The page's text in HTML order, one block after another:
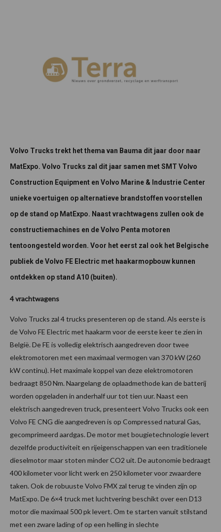
Volvo Trucks trekt het thema van Bauma dit jaar door naar
MatExpo. Volvo Trucks zal dit jaar samen met SMT Volvo
Construction Equipment en Volvo Marine & Industrie Center
unieke voertuigen op alternatieve brandstoffen voorstellen
op de stand op MatExpo. Naast vrachtwagens zullen ook de
constructiemachines en de Volvo Penta motoren
tentoongesteld worden. Voor het eerst zal ook het Belgische
publiek de Volvo FE Electric met haakarmopbouw kunnen
ontdekken op stand A10 (buiten).
4 vrachtwagens
Volvo Trucks zal 4 trucks presenteren op de stand. Als eerste is
de Volvo FE Electric met haakarm voor de eerste keer te zien in
België. De FE is volledig elektrisch aangedreven door twee
elektromotoren met een maximaal vermogen van 370 kW (260
kW continu). Het maximale koppel van deze elektromotoren
bedraagt 850 Nm. Naargelang de oplaadmethode kan de batterij
worden opgeladen in anderhalf uur tot tien uur. Naast een
elektrisch aangedreven truck, presenteert Volvo Trucks ook een
Volvo FE CNG die aangedreven is op Compressed natural Gas,
gecomprimeerd aardgas. De motor met bougietechnologie levert
dezelfde productiviteit en rijeigenschappen van een traditionele
dieselmotor maar stoten minder CO2 uit. De autonomie bedraagt
400 kilometer voor licht werk en 250 kilometer voor zwaardere
taken. Ook de robuuste Volvo FMX zal terug te vinden zijn op
MatExpo. De 6×4 truck met luchtvering beschikt over een D13
motor die maximaal 500 pk levert. Om te starten vanuit stilstand
met een zware lading of op een helling in slechte